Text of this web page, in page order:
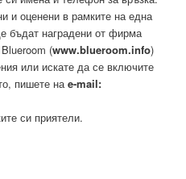
и оценени в рамките на една
бъдат наградени от фирма
(www.blueroom.info)
или искате да се включите
пишете наe-mail:
си приятели.